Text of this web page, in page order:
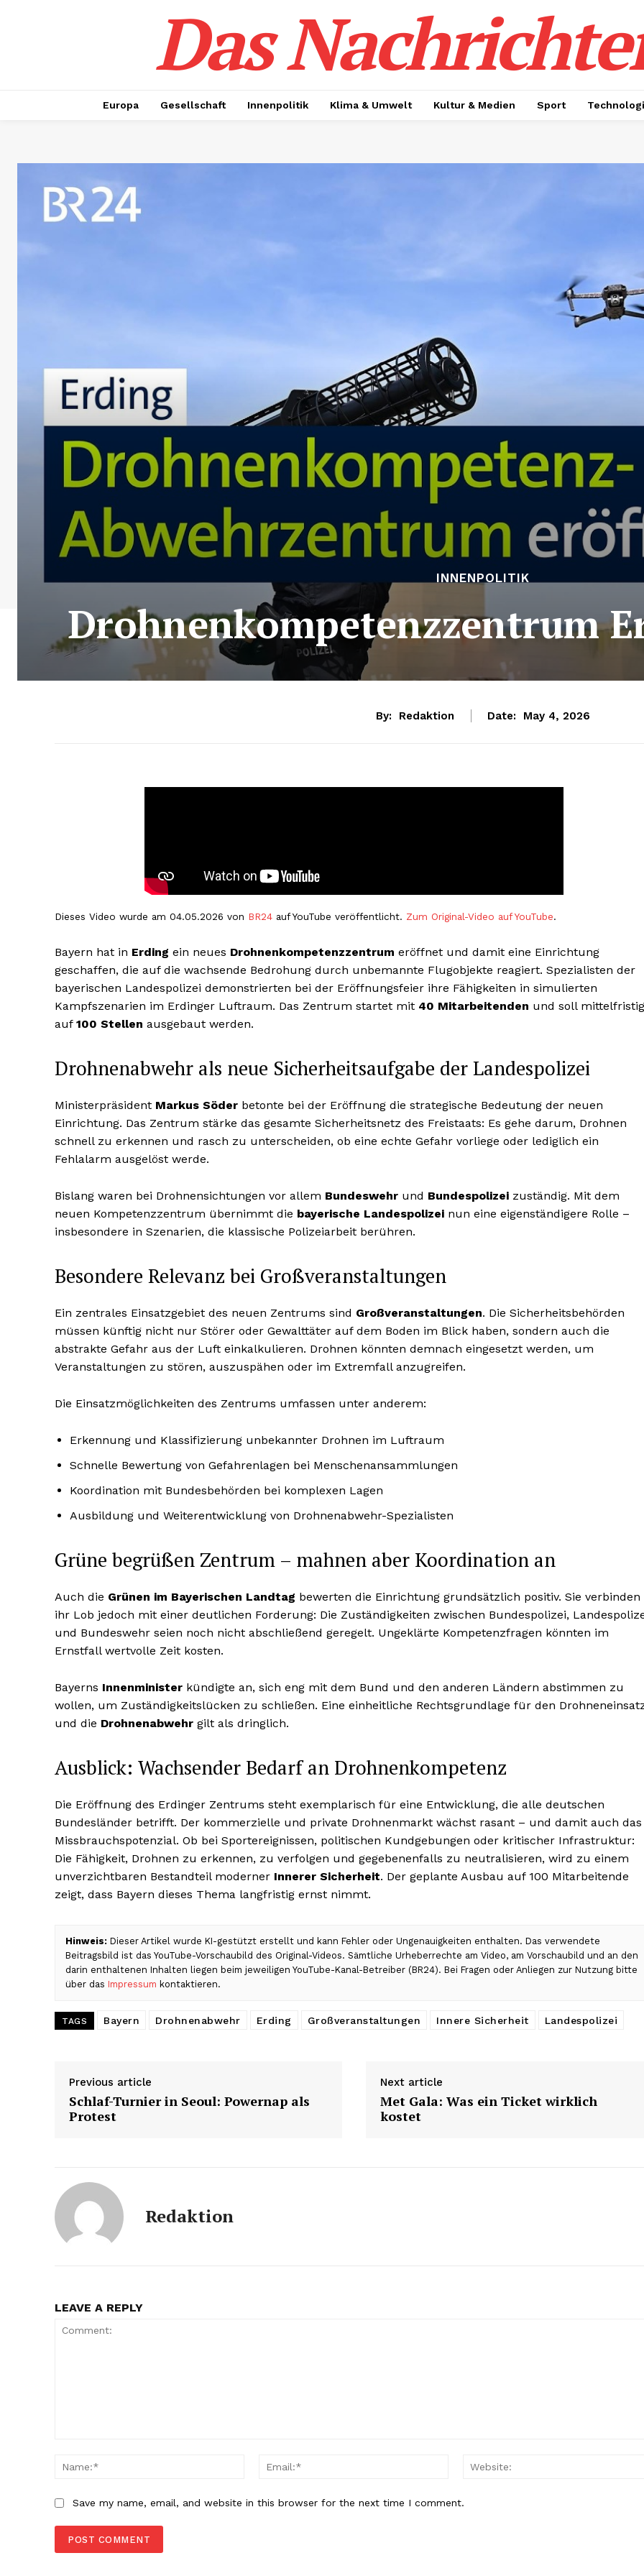
Das
Europa Gesellschaft Innenpolitik Klima & Umwelt Kultur & Medien Sport
INNENPOLITIK
Drohnenkompetenz­zentrum
By: Redaktion Date: May 4, 2026
Dieses Video wurde am 04.05.2026 von BR24 auf YouTube veröffentlicht. Zum Original-Video auf YouTube.
Bayern hat in Erding ein neues Drohnenkompetenzzentrum eröffnet und damit eine Einrichtung
geschaffen, die auf die wachsende Bedrohung durch unbemannte Flugobjekte reagiert. Spezialisten der
bayerischen Landespolizei demonstrierten bei der Eröffnungsfeier ihre Fähigkeiten in simulierten
Kampfszenarien im Erdinger Luftraum. Das Zentrum startet mit 40 Mitarbeitenden und soll mittelfristig
auf 100 Stellen ausgebaut werden.
Drohnenabwehr als neue Sicherheitsaufgabe der Landespolizei
Ministerpräsident Markus Söder betonte bei der Eröffnung die strategische Bedeutung der neuen
Einrichtung. Das Zentrum stärke das gesamte Sicherheitsnetz des Freistaats: Es gehe darum, Drohnen
schnell zu erkennen und rasch zu unterscheiden, ob eine echte Gefahr vorliege oder lediglich ein
Fehlalarm ausgelöst werde.
Bislang waren bei Drohnensichtungen vor allem Bundeswehr und Bundespolizei zuständig. Mit dem
neuen Kompetenzzentrum übernimmt die bayerische Landespolizei nun eine eigenständigere Rolle –
insbesondere in Szenarien, die klassische Polizeiarbeit berühren.
Besondere Relevanz bei Großveranstaltungen
Ein zentrales Einsatzgebiet des neuen Zentrums sind Großveranstaltungen. Die Sicherheitsbehörden
müssen künftig nicht nur Störer oder Gewalttäter auf dem Boden im Blick haben, sondern auch die
abstrakte Gefahr aus der Luft einkalkulieren. Drohnen könnten demnach eingesetzt werden, um
Veranstaltungen zu stören, auszuspähen oder im Extremfall anzugreifen.
Die Einsatzmöglichkeiten des Zentrums umfassen unter anderem:
Erkennung und Klassifizierung unbekannter Drohnen im Luftraum
Schnelle Bewertung von Gefahrenlagen bei Menschenansammlungen
Koordination mit Bundesbehörden bei komplexen Lagen
Ausbildung und Weiterentwicklung von Drohnenabwehr-Spezialisten
Grüne begrüßen Zentrum – mahnen aber Koordination an
Auch die Grünen im Bayerischen Landtag bewerten die Einrichtung grundsätzlich positiv. Sie verbinden
ihr Lob jedoch mit einer deutlichen Forderung: Die Zuständigkeiten zwischen Bundespolizei,
und Bundeswehr seien noch nicht abschließend geregelt. Ungeklärte Kompetenzfragen könnten im
Ernstfall wertvolle Zeit kosten.
Bayerns Innenminister kündigte an, sich eng mit dem Bund und den anderen Ländern abstimmen zu
wollen, um Zuständigkeitslücken zu schließen. Eine einheitliche Rechtsgrundlage für den
und die Drohnenabwehr gilt als dringlich.
Ausblick: Wachsender Bedarf an Drohnenkompetenz
Die Eröffnung des Erdinger Zentrums steht exemplarisch für eine Entwicklung, die alle deutschen
Bundesländer betrifft. Der kommerzielle und private Drohnenmarkt wächst rasant – und damit auch das
Missbrauchspotenzial. Ob bei Sportereignissen, politischen Kundgebungen oder kritischer Infrastruktur:
Die Fähigkeit, Drohnen zu erkennen, zu verfolgen und gegebenenfalls zu neutralisieren, wird zu einem
unverzichtbaren Bestandteil moderner Innerer Sicherheit. Der geplante Ausbau auf 100 Mitarbeitende
zeigt, dass Bayern dieses Thema langfristig ernst nimmt.
Hinweis: Dieser Artikel wurde KI-gestützt erstellt und kann Fehler oder Ungenauigkeiten enthalten. Das verwendete
Beitragsbild ist das YouTube-Vorschaubild des Original-Videos. Sämtliche Urheberrechte am Video, am Vorschaubild und an den
darin enthaltenen Inhalten liegen beim jeweiligen YouTube-Kanal-Betreiber (BR24). Bei Fragen oder Anliegen zur Nutzung bitte
über das Impressum kontaktieren.
TAGS Bayern Drohnenabwehr Erding Großveranstaltungen Innere Sicherheit Landespolizei
Previous article
Schlaf-Turnier in Seoul: Powernap als
Protest
Next article
Met Gala: Was ein Ticket wirklich
kostet
Redaktion
LEAVE A REPLY
Name:*
Email:*
Save my name, email, and website in this browser for the next time I comment.